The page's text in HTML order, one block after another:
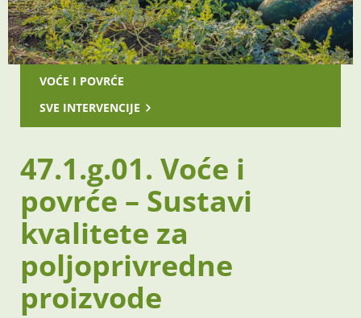
VOĆE I POVRĆE
SVE INTERVENCIJE
47.1.g.01. Voće i
povrće – Sustavi
kvalitete za
poljoprivredne
proizvode